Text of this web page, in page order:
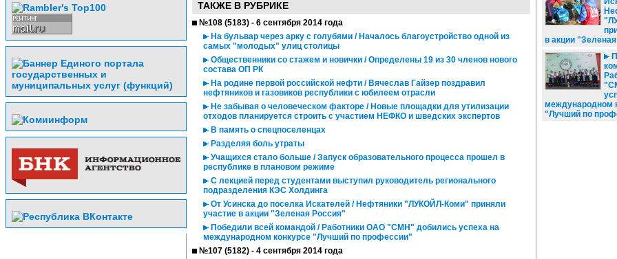
ТАКЖЕ В РУБРИКЕ
№108 (5183) - 6 сентября 2014 года
На бульвар через арку с голубями / Началось благоустройство одной из
самых "молодых" улиц столицы
Общественники со стажем и новички / Определены 19 из 30 членов нового
состава ОП РК
На родине первой российской нефти / Вячеслав Гайзер поздравил
нефтяников и газовиков республики с юбилеем отрасли
Не забывая о человеческом факторе / Новые площадки для утилизации
отходов планируется строить с участием НЕФКО и шведских экспертов
В память о спецпоселенцах
Разделяя боль утраты
Учащихся стало больше / Запуск образовательного процесса прошел в
республике в плановом режиме
С лекцией перед студентами выступил руководитель регионального
подразделения КЭС Холдинга
От Усинска до поселка Искателей / Нефтяники "ЛУКОЙЛ-Коми" приняли
участие в акции "Зеленая Россия"
Победили всей командой / Работники ОАО "СМН" добились успеха на
международном конкурсе "Лучший по профессии"
№107 (5182) - 4 сентября 2014 года
в акции
международном
"Лучший по